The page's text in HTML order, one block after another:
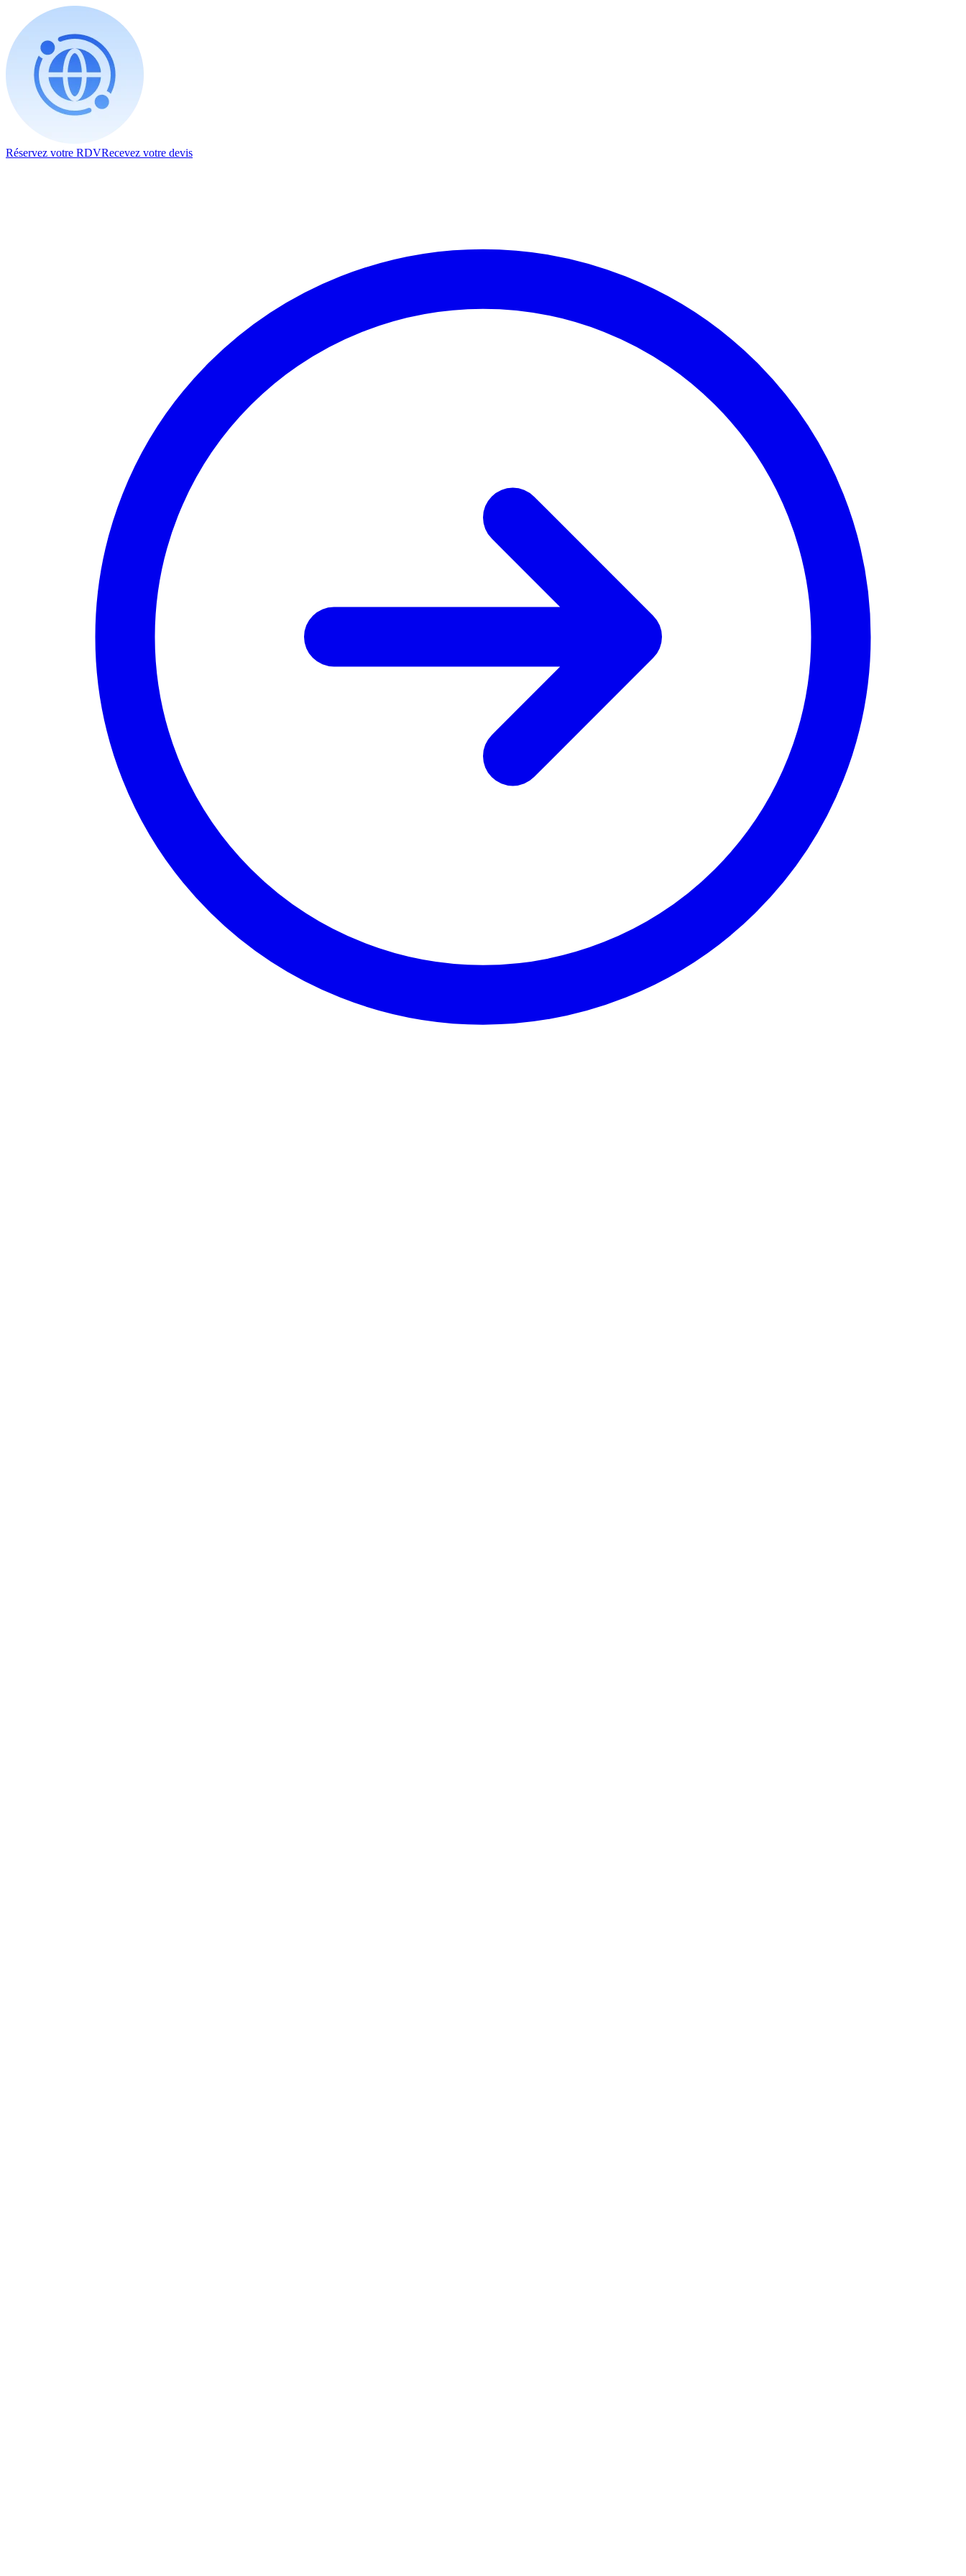
Réservez votre RDVRecevez votre devis